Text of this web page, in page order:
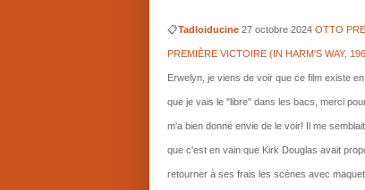
📋Tadloiducine 27 octobre 2024 OTTO
PREMIÈRE VICTOIRE (IN HARM'S WAY,
Erwelyn, je viens de voir que ce film existe
que je vais le "libre" dans les bacs, merci
m'a bien donné envie de le voir! Il me
que c'est en vain que Kirk Douglas avait
retourner à ses frais les scènes avec